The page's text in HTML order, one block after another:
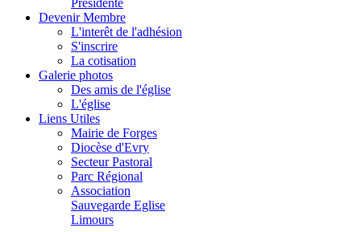
Présidente
Devenir Membre
L'interêt de l'adhésion
S'inscrire
La cotisation
Galerie photos
Des amis de l'église
L'église
Liens Utiles
Mairie de Forges
Diocèse d'Evry
Secteur Pastoral
Parc Régional
Association
Sauvegarde Eglise
Limours